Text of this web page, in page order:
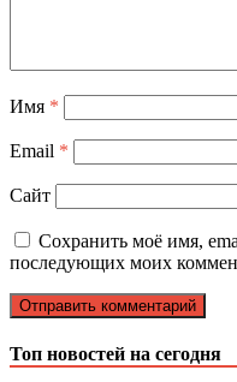
Имя *
Email *
Сайт
Сохранить моё имя,
последующих моих
Топ новостей на сегодня